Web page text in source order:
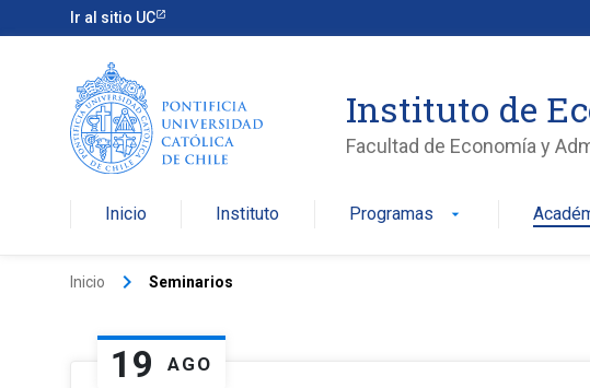
Ir al sitio UC
Instituto de
Facultad de Economía y
Inicio Instituto Programas arrow_drop_down
Inicio keyboard_arrow_right Seminarios
19 AGO